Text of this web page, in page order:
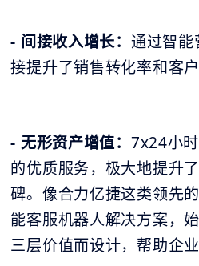
- 间接收入增长： 通过智能
接提升了销售转化率和客
- 无形资产增值： 7x24小
的优质服务，极大地提升
碑。像合力亿捷这类领先
能客服机器人解决方案，
三层价值而设计，帮助企